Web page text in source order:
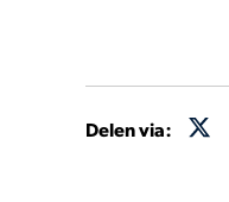
Delen via: